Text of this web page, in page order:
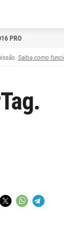
PRO
Saiba como